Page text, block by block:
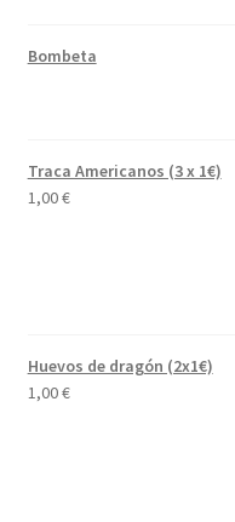
Bombeta
Traca Americanos (3 x 1€)
1,00€
Huevos de dragón (2x1€)
1,00€